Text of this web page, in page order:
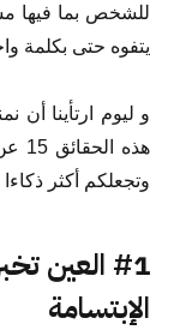
للشخص بما فيها
يتفوه حتى بكلمة
و ليوم ارتأينا
وتجعلكم أكثر
#1
الإبتسامة